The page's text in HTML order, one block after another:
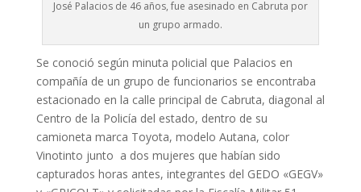
José Palacios de 46 años, fue asesinado en Cabruta por
un grupo armado.
Se conoció según minuta policial que Palacios en
compañía de un grupo de funcionarios se encontraba
estacionado en la calle principal de Cabruta, diagonal al
Centro de la Policía del estado, dentro de su
camioneta marca Toyota, modelo Autana, color
Vinotinto junto a dos mujeres que habían sido
capturados horas antes, integrantes del GEDO «GEGV»